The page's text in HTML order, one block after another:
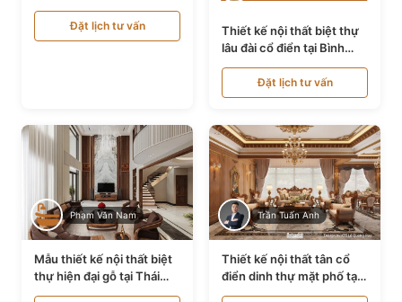
NT24535
Đặt lịch tư vấn
Thiết kế nội thất biệt thự
lâu đài cổ điển tại Bình
Thuận NT21128
Đặt lịch tư vấn
Phạm Văn Nam
Mẫu thiết kế nội thất biệt
thự hiện đại gỗ tại Thái
Bình NT9188719
Trần Tuấn Anh
Thiết kế nội thất tân cổ
điển dinh thự mặt phố tại
Quảng Ninh NT24531